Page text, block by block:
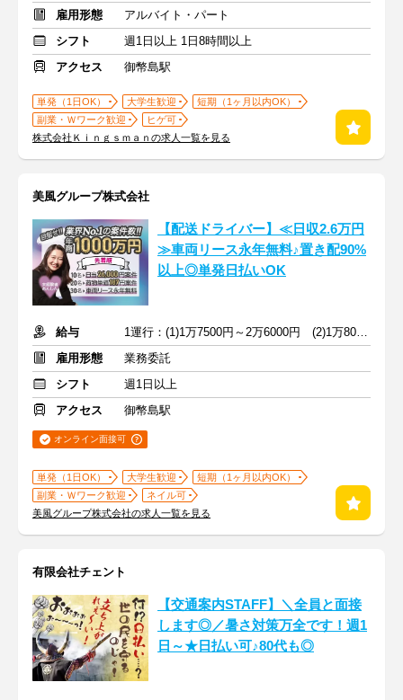
雇用形態
アルバイト・パート
シフト
週1日以上 1日8時間以上
アクセス
御幣島駅
単発（1日OK） 大学生歓迎
短期（1ヶ月以内OK）
副業・Ｗワーク歓迎
ヒゲ可
株式会社Ｋｉｎｇｓｍａｎの求人一覧を見る
美風グループ株式会社
【配送ドライバー】≪日収2.6万円
≫車両リース永年無料♪置き配90%
以上◎単発日払いOK
給与
1運行：(1)1万7500円～2万6000円 (2)1万8000円～2万6000円
雇用形態
業務委託
シフト
週1日以上
アクセス
御幣島駅
オンライン面接可
単発（1日OK） 大学生歓迎
短期（1ヶ月以内OK）
副業・Ｗワーク歓迎
ネイル可
美風グループ株式会社の求人一覧を見る
有限会社チェント
【交通案内STAFF】＼全員と面接
します◎／暑さ対策万全です！週1
日～★日払い可♪80代も◎